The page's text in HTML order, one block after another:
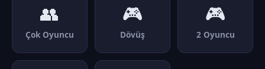
👥
Çok Oyuncu
🎮
Dövüş
🎮
2 Oyuncu